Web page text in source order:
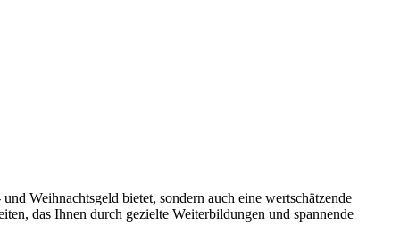
Weihnachtsgeld bietet, sondern auch eine wertschätzende
das Ihnen durch gezielte Weiterbildungen und spannende